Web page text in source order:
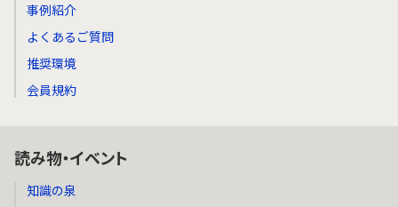
事例紹介
よくあるご質問
推奨環境
会員規約
読み物・イベント
知識の泉